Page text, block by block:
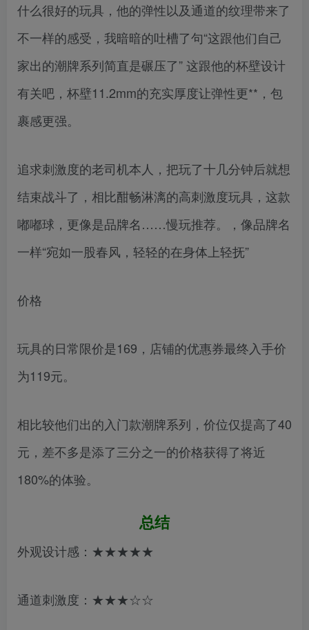
什么很好的玩具，他的弹性以及通道的纹理带来了
不一样的感受，我暗暗的吐槽了句“这跟他们自己
家出的潮牌系列简直是碾压了” 这跟他的杯壁设计
有关吧，杯壁11.2mm的充实厚度让弹性更**，包
裹感更强。
追求刺激度的老司机本人，把玩了十几分钟后就想
结束战斗了，相比酣畅淋漓的高刺激度玩具，这款
嘟嘟球，更像是品牌名……慢玩推荐。，像品牌名
一样“宛如一股春风，轻轻的在身体上轻抚”
价格
玩具的日常限价是169，店铺的优惠券最终入手价
为119元。
相比较他们出的入门款潮牌系列，价位仅提高了40
元，差不多是添了三分之一的价格获得了将近
180%的体验。
总结
外观设计感：★★★★★
通道刺激度：★★★☆☆